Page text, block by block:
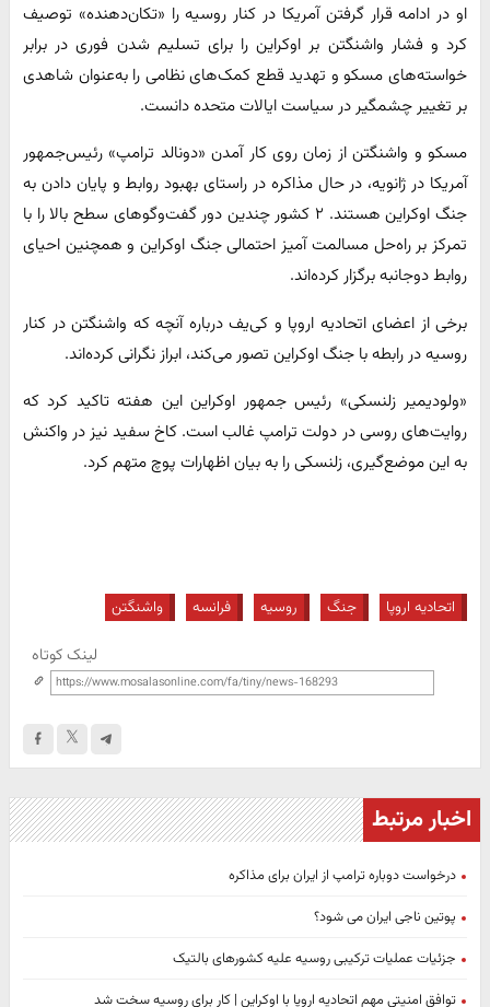
او در ادامه قرار گرفتن آمریکا در کنار روسیه را «تکان‌دهنده» توصیف
کرد و فشار واشنگتن بر اوکراین را برای تسلیم شدن فوری در برابر
خواسته‌های مسکو و تهدید قطع کمک‌های نظامی را به‌عنوان شاهدی
بر تغییر چشمگیر در سیاست ایالات متحده دانست.
مسکو و واشنگتن از زمان روی کار آمدن «دونالد ترامپ» رئیس‌جمهور
آمریکا در ژانویه، در حال مذاکره در راستای بهبود روابط و پایان دادن به
جنگ اوکراین هستند. ۲ کشور چندین دور گفت‌وگوهای سطح بالا را با
تمرکز بر راه‌حل مسالمت آمیز احتمالی جنگ اوکراین و همچنین احیای
روابط دوجانبه برگزار کرده‌اند.
برخی از اعضای اتحادیه اروپا و کی‌یف درباره آنچه که واشنگتن در کنار
روسیه در رابطه با جنگ اوکراین تصور می‌کند، ابراز نگرانی کرده‌اند.
«ولودیمیر زلنسکی» رئیس جمهور اوکراین این هفته تاکید کرد که
روایت‌های روسی در دولت ترامپ غالب است. کاخ سفید نیز در واکنش
به این موضع‌گیری، زلنسکی را به بیان اظهارات پوچ متهم کرد.
اتحادیه اروپا جنگ روسیه فرانسه واشنگتن
لینک کوتاه
اخبار مرتبط
درخواست دوباره ترامپ از ایران برای مذاکره
پوتین ناجی ایران می شود؟
جزئیات عملیات ترکیبی روسیه علیه کشورهای بالتیک
توافق امنیتی مهم اتحادیه اروپا با اوکراین | کار برای روسیه سخت شد